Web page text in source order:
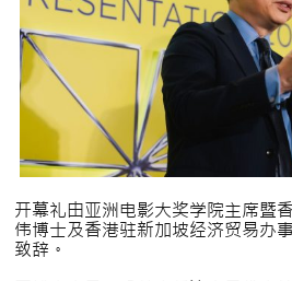
开幕礼由亚洲电影大奖学院主席暨
伟博士及香港驻新加坡经济贸易办
致辞。